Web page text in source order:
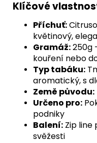
Klíčové
Příchuť:
květinový,
Gramáž:250g
kouření nebo
Typ tabáku:
aromatický, s
Země původu:
Určeno pro:
podniky
Balení: Zip
svěžesti